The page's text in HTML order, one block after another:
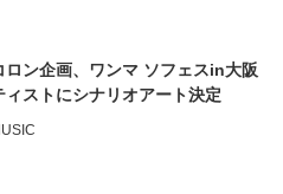
ロン企画、ワンマ ソフェスin大阪
ィストにシナリオアート決定